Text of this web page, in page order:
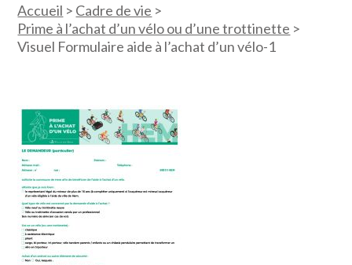
Accueil > Cadre de vie >
Prime à l’achat d’un vélo ou d’une trottinette >
Visuel Formulaire aide à l’achat d’un vélo-1